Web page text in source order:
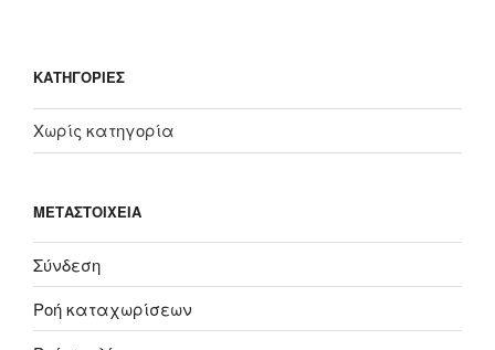
KΑΤΗΓΟΡΊΕΣ
Χωρίς κατηγορία
ΜΕΤΑΣΤΟΙΧΕΊΑ
Σύνδεση
Ροή καταχωρίσεων